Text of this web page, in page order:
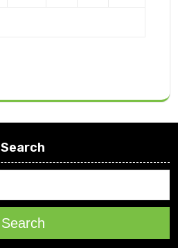
Search
Search